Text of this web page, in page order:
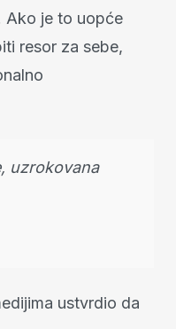
Ako je to uopće
resor za sebe,
uzrokovana
ustvrdio da